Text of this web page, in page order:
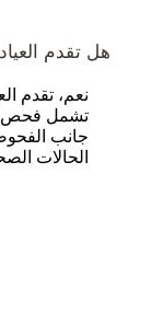
هل تقدم
نعم، تقدم
تشمل فحص
جانب
الحالات